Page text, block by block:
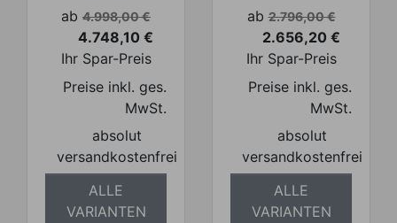
Verkaufspreis
ab 4.998,00 €
Preis
4.748,10 €
Ihr Spar-Preis
Preise inkl. ges.
MwSt.
absolut
versandkostenfrei
ALLE
VARIANTEN
Verkaufspreis
ab 2.796,00 €
Preis
2.656,20 €
Ihr Spar-Preis
Preise inkl. ges.
MwSt.
absolut
versandkostenfrei
ALLE
VARIANTEN